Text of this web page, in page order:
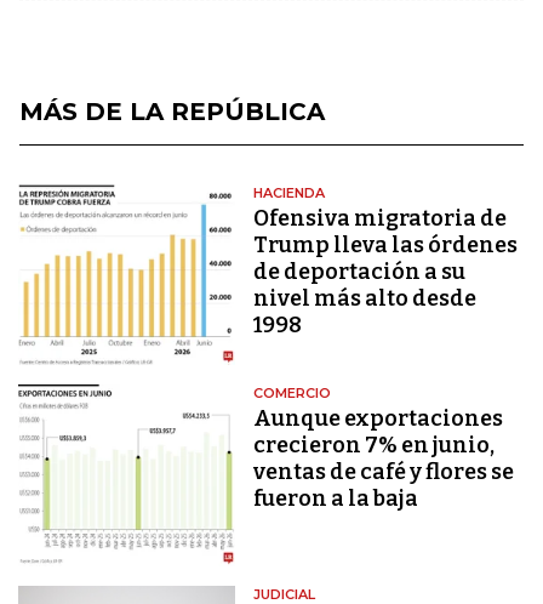
MÁS DE LA REPÚBLICA
HACIENDA
Ofensiva migratoria de
Trump lleva las órdenes
de deportación a su
nivel más alto desde
1998
COMERCIO
Aunque exportaciones
crecieron 7% en junio,
ventas de café y flores se
fueron a la baja
JUDICIAL